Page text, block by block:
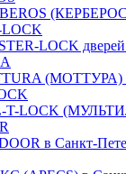
LOCK
(МОТТУРА)
T-LOCK
в Санкт-